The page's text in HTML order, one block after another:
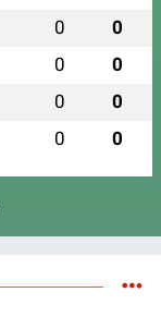
0 0
0 0
0 0
0 0